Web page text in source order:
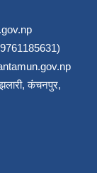
कंचनपुर,